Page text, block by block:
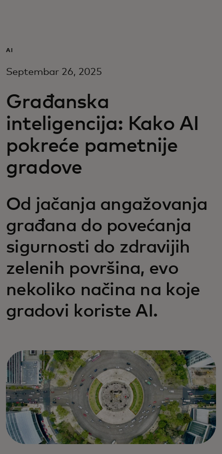
Za inovatore
Novosti i trendovi
AI
Septembar 26, 2025
Građanska
inteligencija: Kako AI
pokreće pametnije
gradove
Od jačanja angažovanja
građana do povećanja
sigurnosti do zdravijih
zelenih površina, evo
nekoliko načina na koje
gradovi koriste AI.